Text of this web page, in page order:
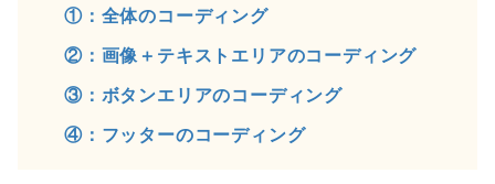
①：全体のコーディング
②：画像＋テキストエリアのコーディング
③：ボタンエリアのコーディング
④：フッターのコーディング